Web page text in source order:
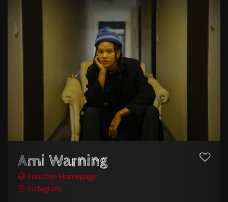
Ami Warning
Künstler-Homepage
Instagram